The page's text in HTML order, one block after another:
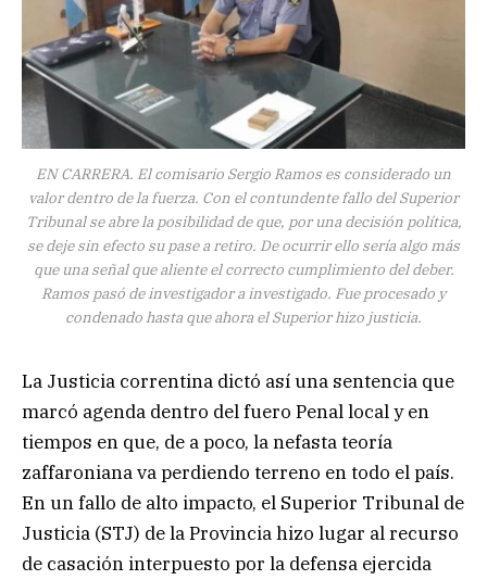
EN CARRERA. El comisario Sergio Ramos es considerado un
valor dentro de la fuerza. Con el contundente fallo del Superior
Tribunal se abre la posibilidad de que, por una decisión política,
se deje sin efecto su pase a retiro. De ocurrir ello sería algo más
que una señal que aliente el correcto cumplimiento del deber.
Ramos pasó de investigador a investigado. Fue procesado y
condenado hasta que ahora el Superior hizo justicia.
La Justicia correntina dictó así una sentencia que
marcó agenda dentro del fuero Penal local y en
tiempos en que, de a poco, la nefasta teoría
zaffaroniana va perdiendo terreno en todo el país.
En un fallo de alto impacto, el Superior Tribunal de
Justicia (STJ) de la Provincia hizo lugar al recurso
de casación interpuesto por la defensa ejercida